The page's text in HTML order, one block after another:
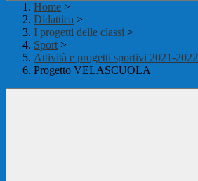
Home >
Didattica >
I progetti delle classi >
Sport >
Attività e progetti sportivi 2021-2022
Progetto VELASCUOLA